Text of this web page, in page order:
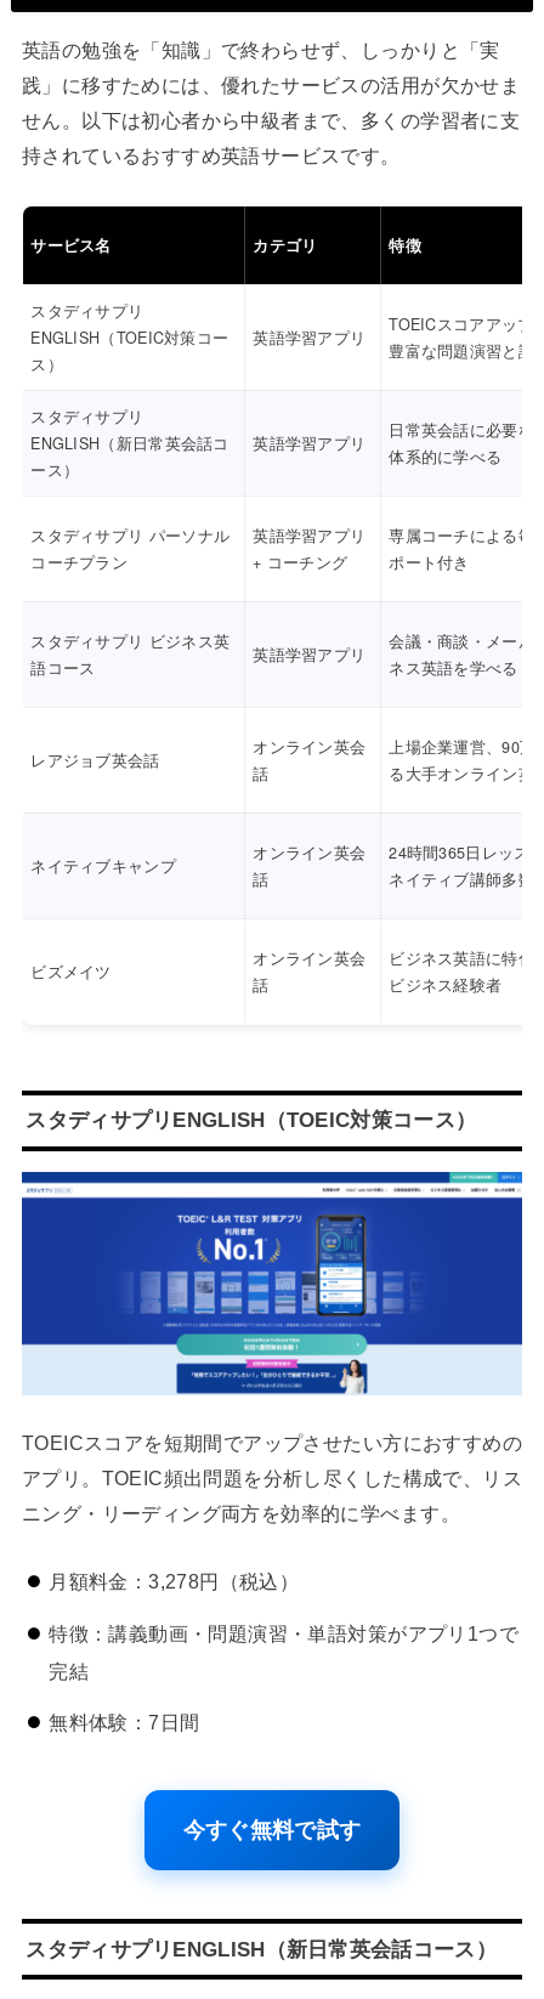
英語の勉強を「知識」で終わらせず、しっかりと「実
践」に移すためには、優れたサービスの活用が欠かせま
せん。以下は初心者から中級者まで、多くの学習者に支
持されているおすすめ英語サービスです。
サービス名 カテゴリ 特徴
スタディサプリ
ENGLISH（TOEIC対策コー
ス）
英語学習アプリ
TOEICスコアアップ
豊富な問題演習と講
スタディサプリ
ENGLISH（新日常英会話コ
ース）
英語学習アプリ
日常英会話に必要な
体系的に学べる
スタディサプリ パーソナル
コーチプラン
英語学習アプリ
+ コーチング
専属コーチによる毎
ポート付き
スタディサプリ ビジネス英
語コース
英語学習アプリ
会議・商談・メール
ネス英語を学べる
レアジョブ英会話
オンライン英会
話
上場企業運営、90万
る大手オンライン英
ネイティブキャンプ
オンライン英会
話
24時間365日レッス
ネイティブ講師多数
ビズメイツ
オンライン英会
話
ビジネス英語に特化
ビジネス経験者
スタディサプリENGLISH（TOEIC対策コース）
TOEICスコアを短期間でアップさせたい方におすすめの
アプリ。TOEIC頻出問題を分析し尽くした構成で、リス
ニング・リーディング両方を効率的に学べます。
月額料金：3,278円（税込）
特徴：講義動画・問題演習・単語対策がアプリ1つで
完結
無料体験：7日間
今すぐ無料で試す
スタディサプリENGLISH（新日常英会話コース）